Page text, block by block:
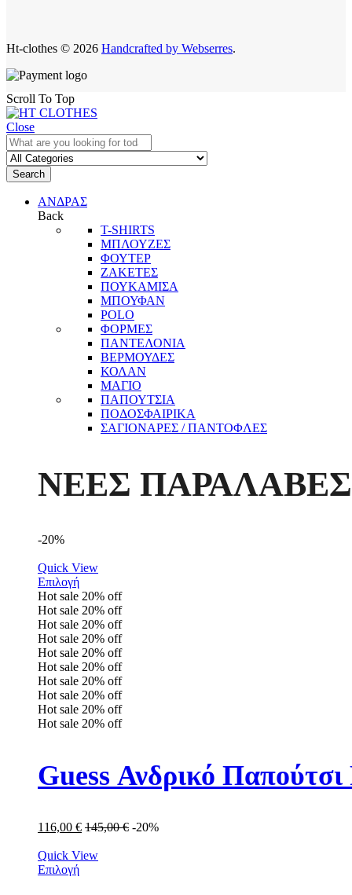
Ht-clothes © 2026 Handcrafted by Webserres.
Scroll To Top
Close
Search
ΑΝΔΡΑΣ
Back
T-SHIRTS
ΜΠΛΟΥΖΕΣ
ΦΟΥΤΕΡ
ΖΑΚΕΤΕΣ
ΠΟΥΚΑΜΙΣΑ
ΜΠΟΥΦΑΝ
POLO
ΦΟΡΜΕΣ
ΠΑΝΤΕΛΟΝΙΑ
ΒΕΡΜΟΥΔΕΣ
ΚΟΛΑΝ
ΜΑΓΙΟ
ΠΑΠΟΥΤΣΙΑ
ΠΟΔΟΣΦΑΙΡΙΚΑ
ΣΑΓΙΟΝΑΡΕΣ / ΠΑΝΤΟΦΛΕΣ
ΝΕΕΣ ΠΑΡΑΛΑΒΕΣ
-20%
Quick View
Επιλογή
Hot sale 20% off
Hot sale 20% off
Hot sale 20% off
Hot sale 20% off
Hot sale 20% off
Hot sale 20% off
Hot sale 20% off
Hot sale 20% off
Hot sale 20% off
Hot sale 20% off
Guess Ανδρικό
116,00 € 145,00€ -20%
Quick View
Επιλογή